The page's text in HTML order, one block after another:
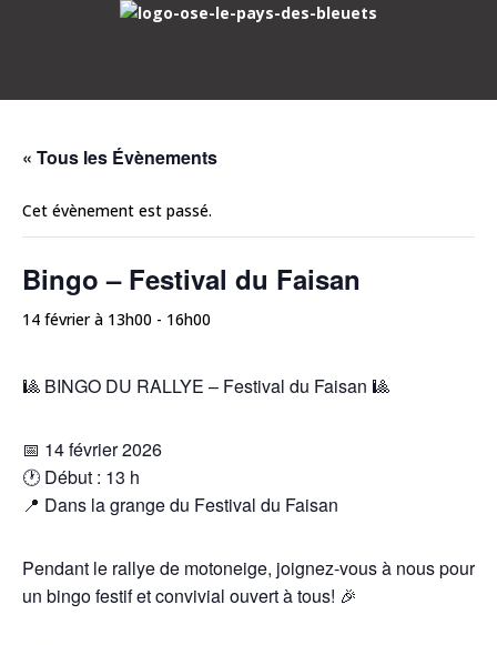
« Tous les Évènements
Cet évènement est passé.
Bingo – Festival du Faisan
14 février à 13h00 - 16h00
🎱 BINGO DU RALLYE – Festival du Faisan 🎱
📅 14 février 2026
🕐 Début : 13 h
📍 Dans la grange du Festival du Faisan
Pendant le rallye de motoneige, joignez-vous à nous pour
un bingo festif et convivial ouvert à tous! 🎉